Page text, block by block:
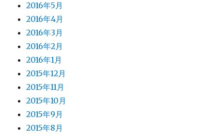
2016年5月
2016年4月
2016年3月
2016年2月
2016年1月
2015年12月
2015年11月
2015年10月
2015年9月
2015年8月